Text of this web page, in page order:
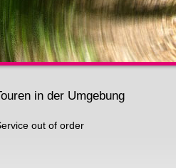
in der Umgebung
out of order